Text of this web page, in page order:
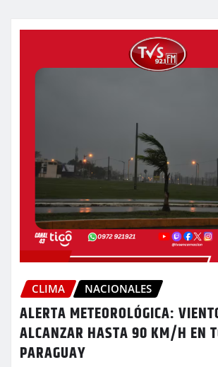
CLIMA NACIONALES
ALERTA METEOROLÓGICA:
ALCANZAR HASTA 90 KM/H EN
PARAGUAY